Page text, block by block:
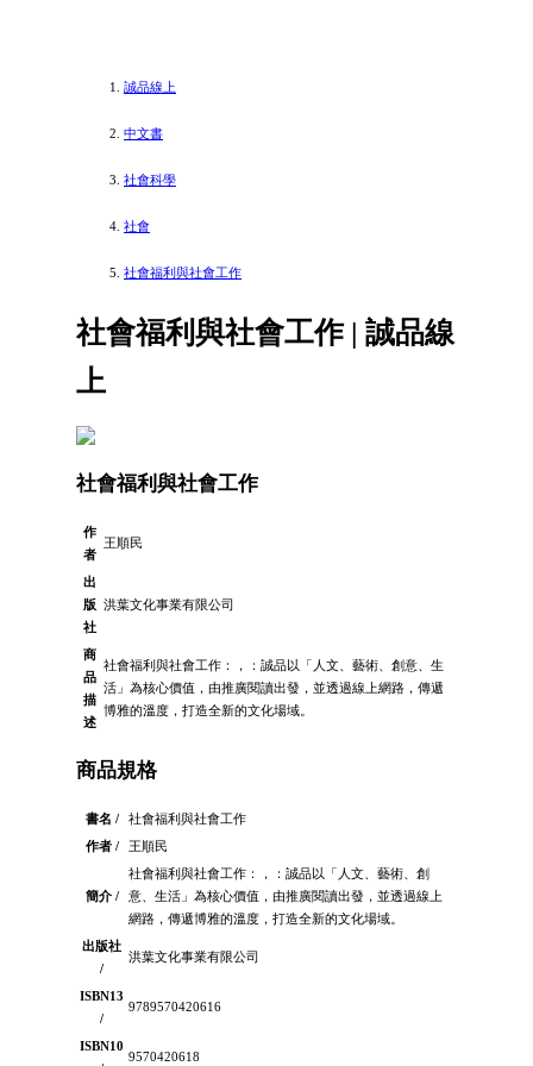
誠品線上
中文書
社會科學
社會
社會福利與社會工作
社會福利與社會工作 | 誠品線
上
社會福利與社會工作
作
者
王順民
出
版
社
洪葉文化事業有限公司
商
品
描
述
社會福利與社會工作：，：誠品以「人文、藝術、創意、生
活」為核心價值，由推廣閱讀出發，並透過線上網路，傳遞
博雅的溫度，打造全新的文化場域。
商品規格
書名 /
社會福利與社會工作
作者 /
王順民
簡介 /
社會福利與社會工作：，：誠品以「人文、藝術、創
意、生活」為核心價值，由推廣閱讀出發，並透過線上
網路，傳遞博雅的溫度，打造全新的文化場域。
出版社
/
洪葉文化事業有限公司
ISBN13
/
9789570420616
ISBN10
9570420618